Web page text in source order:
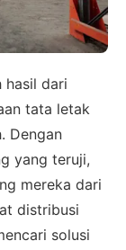
hasil dari
tata letak
Dengan
yang teruji,
mereka dari
distribusi
solusi